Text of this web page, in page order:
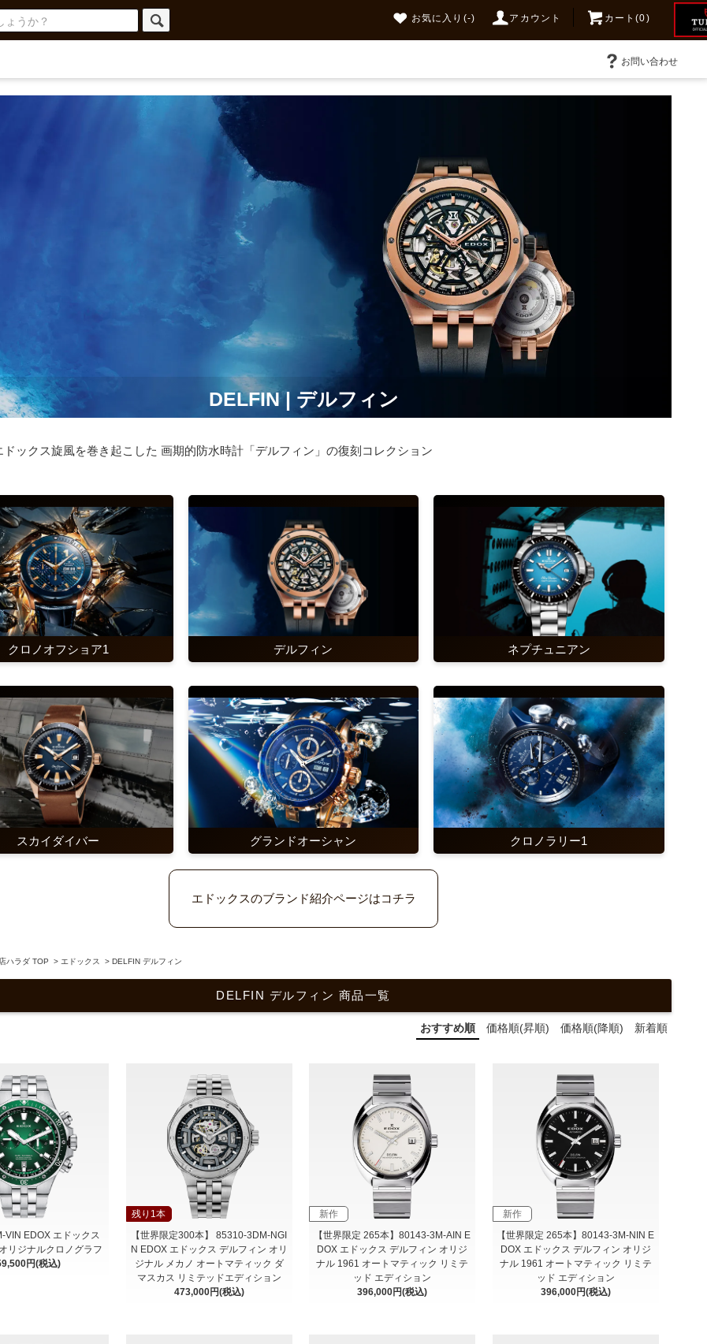
お気に入り (-) アカウント カート(0)
お問い合わせ
DELFIN | デルフィン
ドックス旋風を巻き起こした 画期的防水時計「デルフィン」の復刻コレクション
クロノオフショア1 デルフィン ネプチュニアン
スカイダイバー グランドオーシャン クロノラリー1
エドックスのブランド紹介ページはコチラ
ハラダ TOP > エドックス > DELFIN デルフィン
DELFIN デルフィン 商品一覧
おすすめ順 価格順(昇順) 価格順(降順) 新着順
VIN EDOX エドックス
リジナルクロノグラフ
円(税込)
残り1本
【世界限定300本】 85310-3DM-NGI
N EDOX エドックス デルフィン オリ
ジナル メカノ オートマティック ダ
マスカス リミテッドエディション
473,000円(税込)
新作
【世界限定 265本】80143-3M-AIN E
DOX エドックス デルフィン オリジ
ナル 1961 オートマティック リミテ
ッド エディション
396,000円(税込)
新作
【世界限定 265本】80143-3M-NIN E
DOX エドックス デルフィン オリジ
ナル 1961 オートマティック リミテ
ッド エディション
396,000円(税込)